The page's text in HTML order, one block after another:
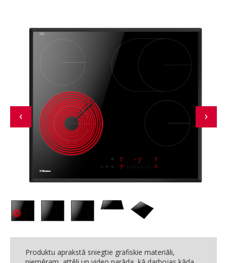
Produktu aprakstā sniegtie grafiskie materiāli,